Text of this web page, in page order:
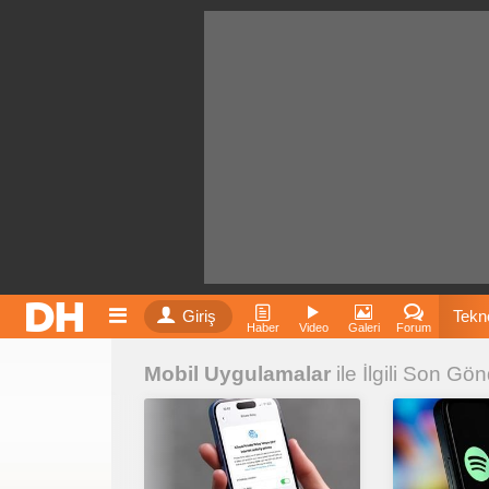
Giriş
Haber Video Galeri Forum
Film
Mobil Uygulamalar ile İlgili Son